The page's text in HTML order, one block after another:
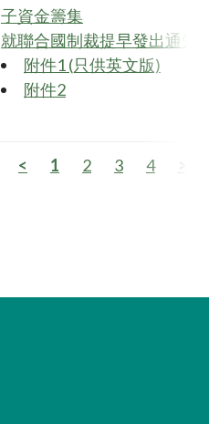
子資金籌集
就聯合國制裁提早發出通知
附件1 (只供英文版)
附件2
< 1 2 3 4 >